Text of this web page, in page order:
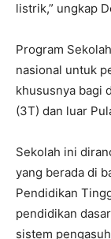
listrik,” ungkap
Program
nasional untuk
khususnya bagi
(3T) dan luar
Sekolah ini
yang berada di
Pendidikan
pendidikan
sistem